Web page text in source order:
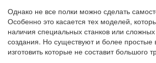
Однако не все полки можно сделать
Особенно это касается тех моделей,
наличия специальных станков или сложных
создания. Но существуют и более простые
изготовить которые не составит большого